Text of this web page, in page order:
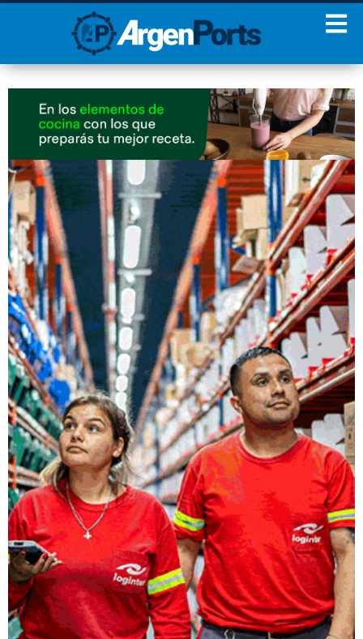
¡Sumate a nuestro
Newsletter!
Nombre Apellidos
Email
Estoy de acuerdo con las
condiciones y políticas de
privacidad.